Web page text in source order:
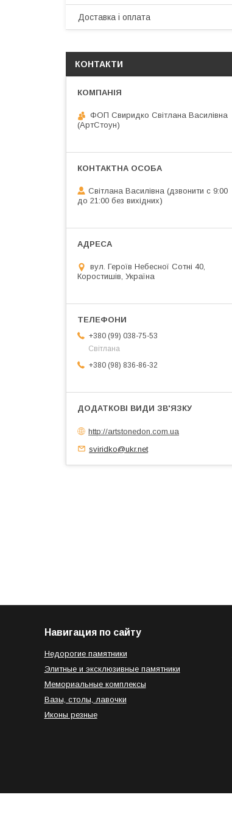
Доставка і оплата
КОНТАКТИ
ФОП Свиридко Світлана Василівна
(АртСтоун)
Світлана Василівна (дзвонити с 9:00
до 21:00 без вихідних)
вул. Героїв Небесної Сотні 40,
Коростишів, Україна
+380 (99) 038-75-53
Світлана
+380 (98) 836-86-32
http://artstonedon.com.ua
sviridko@ukr.net
Навигация по сайту
Недорогие памятники
Элитные и эксклюзивные памятники
Мемориальные комплексы
Вазы, столы, лавочки
Иконы резные